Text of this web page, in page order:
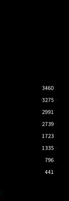
3460
3275
2991
2739
1723
1335
796
441